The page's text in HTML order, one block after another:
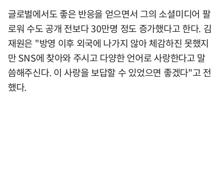
글로벌에서도 좋은 반응을 얻으면서 그의 소셜미디어 팔
로워 수도 공개 전보다 30만명 정도 증가했다고 한다. 김
재원은 "방영 이후 외국에 나가지 않아 체감하진 못했지
만 SNS에 찾아와 주시고 다양한 언어로 사랑한다고 말
씀해주신다. 이 사랑을 보답할 수 있었으면 좋겠다"고 전
했다.